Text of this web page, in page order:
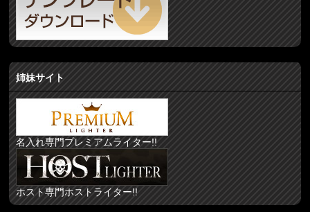
姉妹サイト
名入れ専門プレミアムライター!!
ホスト専門ホストライター!!